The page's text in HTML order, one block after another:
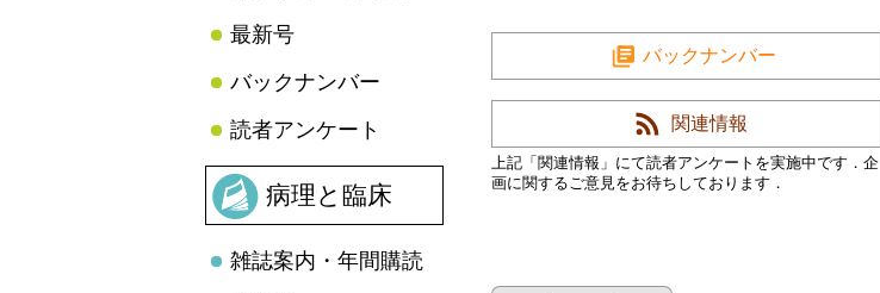
最新号
バックナンバー
読者アンケート
病理と臨床
雑誌案内・年間購読
バックナンバー
関連情報
上記「関連情報」にて読者アンケートを実施中です．企
画に関するご意見をお待ちしております．